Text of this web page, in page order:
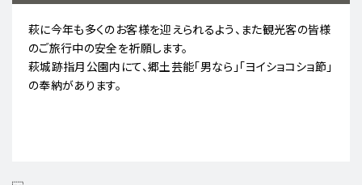
萩に今年も多くのお客様を迎えられるよう、また観光客の皆様
のご旅行中の安全を祈願します。
萩城跡指月公園内にて、郷土芸能「男なら」「ヨイショコショ節」
の奉納があります。